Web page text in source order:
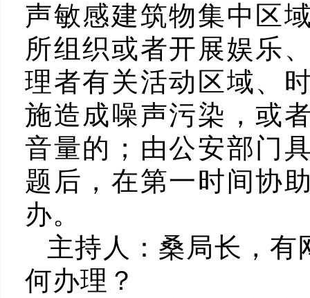
声敏感建筑物集中区
所组织或者开展娱乐
理者有关活动区域、
施造成噪声污染，或
音量的；由公安部门
题后，在第一时间协
办。
主持人： 桑局长，有
何办理？